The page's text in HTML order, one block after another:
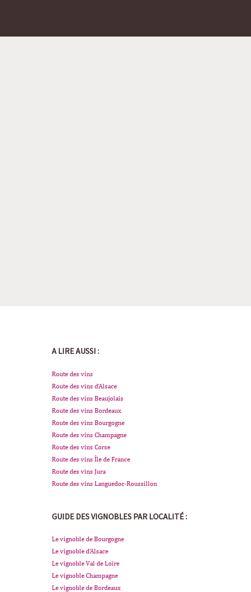
A LIRE AUSSI :
Route des vins
Route des vins d'Alsace
Route des vins Beaujolais
Route des vins Bordeaux
Route des vins Bourgogne
Route des vins Champagne
Route des vins Corse
Route des vins Île de France
Route des vins Jura
Route des vins Languedoc-Roussillon
GUIDE DES VIGNOBLES PAR LOCALITÉ :
Le vignoble de Bourgogne
Le vignoble d'Alsace
Le vignoble Val de Loire
Le vignoble Champagne
Le vignoble de Bordeaux